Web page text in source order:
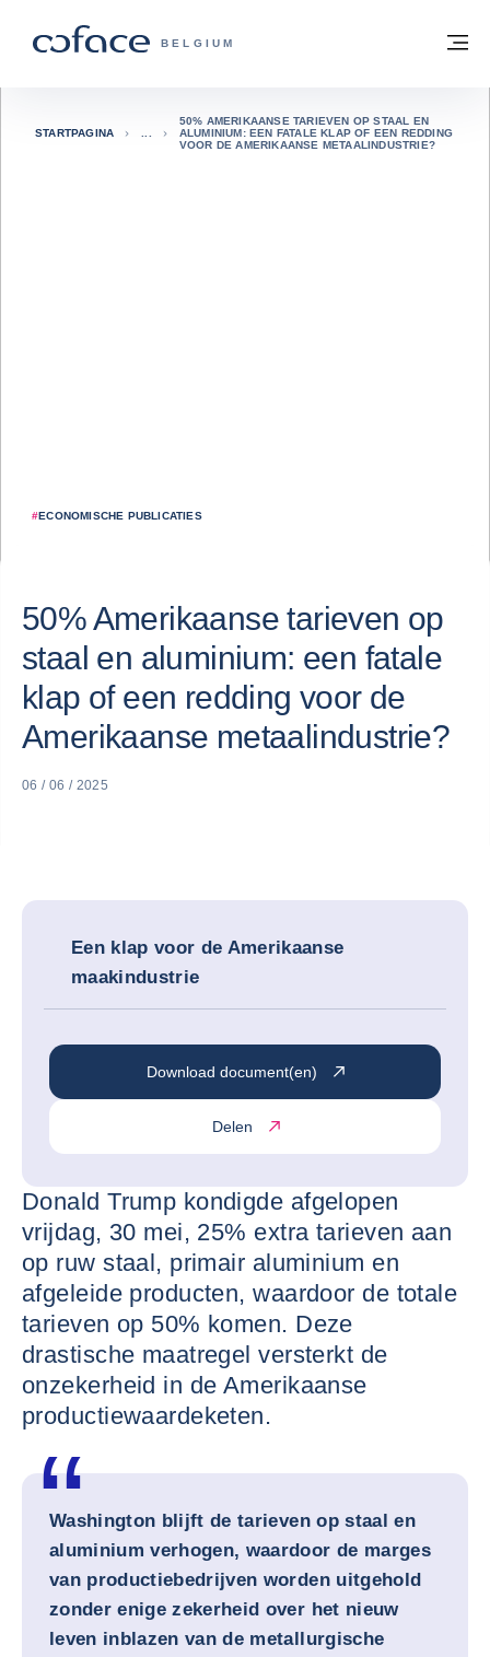
COFACE, FOR TRADE - GROEP
BELGIUM
Terug naar startpagina
#ECONOMISCHE PUBLICATIES
STARTPAGINA
50% AMERIKAANSE TARIEVEN OP STAAL EN
ALUMINIUM: EEN FATALE KLAP OF EEN REDDING
VOOR DE AMERIKAANSE METAALINDUSTRIE?
50% Amerikaanse tarieven op
staal en aluminium: een fatale
klap of een redding voor de
Amerikaanse metaalindustrie?
06 / 06 / 2025
Een klap voor de Amerikaanse
maakindustrie
Download document(en)
Delen
Donald Trump kondigde afgelopen
vrijdag, 30 mei, 25% extra tarieven aan
op ruw staal, primair aluminium en
afgeleide producten, waardoor de totale
tarieven op 50% komen. Deze
drastische maatregel versterkt de
onzekerheid in de Amerikaanse
productiewaardeketen.
Washington blijft de tarieven op staal en
aluminium verhogen, waardoor de marges
van productiebedrijven worden uitgehold
zonder enige zekerheid over het nieuw
leven inblazen van de metallurgische